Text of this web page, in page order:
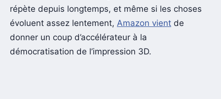
répète depuis longtemps, et même si les choses
évoluent assez lentement, Amazon vient de
donner un coup d’accélérateur à la
démocratisation de l’impression 3D.